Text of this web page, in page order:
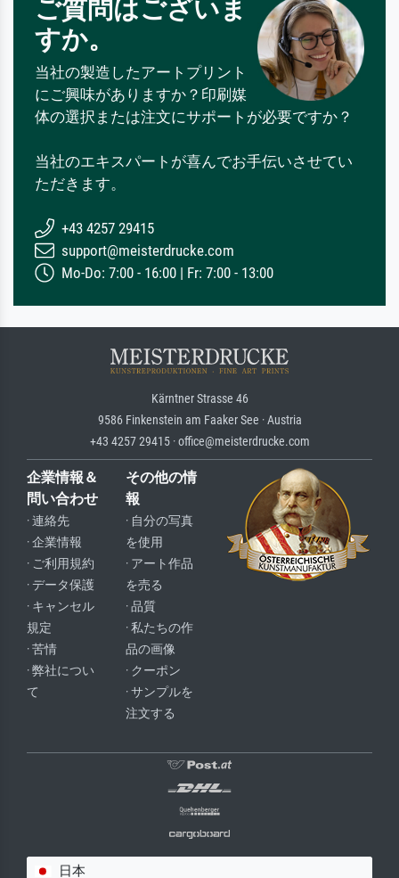
ご質問はございま
すか。
当社の製造したアートプリント
にご興味がありますか？印刷媒
体の選択または注文にサポートが必要ですか？
当社のエキスパートが喜んでお手伝いさせてい
ただきます。
+43 4257 29415
support@meisterdrucke.com
Mo-Do: 7:00 - 16:00 | Fr: 7:00 - 13:00
Kärntner Strasse 46
9586 Finkenstein am Faaker See · Austria
+43 4257 29415 · office@meisterdrucke.com
企業情報＆
問い合わせ
· 連絡先
· 企業情報
· ご利用規約
· データ保護
· キャンセル
規定
· 苦情
· 弊社につい
て
その他の情
報
· 自分の写真
を使用
· アート作品
を売る
· 品質
· 私たちの作
品の画像
· クーポン
· サンプルを
注文する
日本